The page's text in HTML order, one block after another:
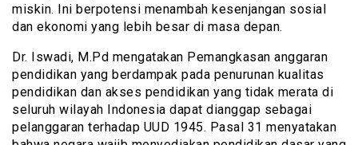
miskin. Ini berpotensi menambah kesenjangan sosial
dan ekonomi yang lebih besar di masa depan.
Dr. Iswadi, M.Pd mengatakan Pemangkasan anggaran
pendidikan yang berdampak pada penurunan kualitas
pendidikan dan akses pendidikan yang tidak merata di
seluruh wilayah Indonesia dapat dianggap sebagai
pelanggaran terhadap UUD 1945. Pasal 31 menyatakan